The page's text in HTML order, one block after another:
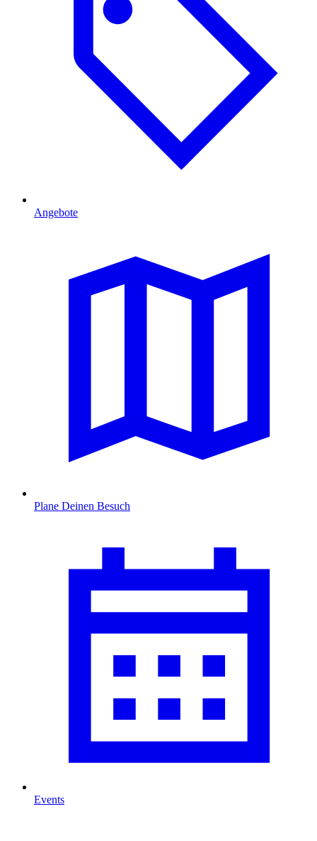
Angebote
Plane Deinen Besuch
Events